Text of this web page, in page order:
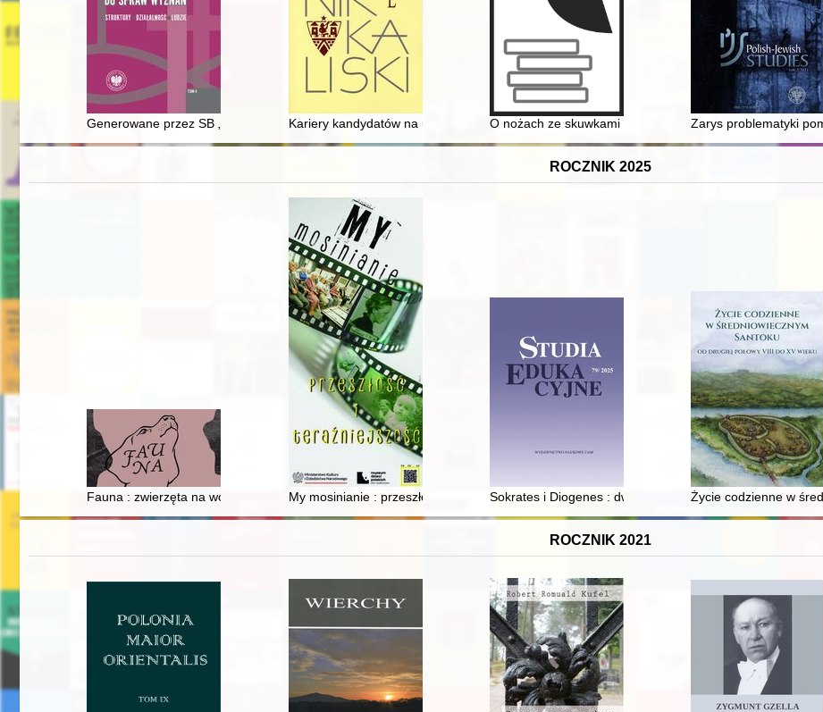
Generowane przez SB „informacje dotyczące imprez kościelnych" źródłem wiedzy Wydziału do spraw Wyznań Urzędu
Kariery kandydatów na urzędy w sądach ziemskich województwa kaliskiego w dobie
O nożach ze skuwkami w kulturze przeworskiej = Knives
Zarys problematyki
ROCZNIK 2025
Fauna : zwierzęta na wojnie i ich ludzie = animals at war and their humans
My mosinianie : przeszłość i teraźniejszośćSokrates i Diogenes : dwie antyczne metody edukacji
Życie codzienne w
ROCZNIK 2021